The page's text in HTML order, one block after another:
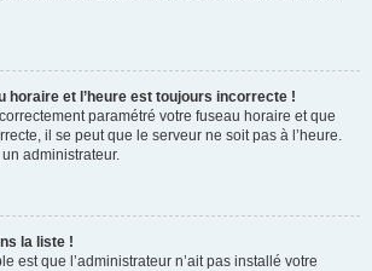
horaire et l’heure est toujours incorrecte !
paramétré votre fuseau horaire et que
il se peut que le serveur ne soit pas à l’heure.
administrateur.
la liste !
est que l’administrateur n’ait pas installé votre